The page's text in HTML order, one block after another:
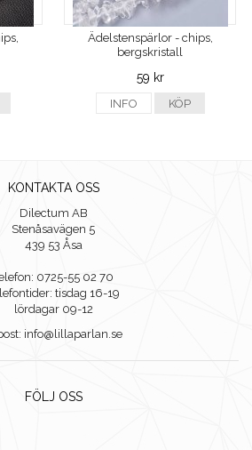
Ädelstenspärlor - chips,
bergskristall
59 kr
INFO KÖP
KONTAKTA OSS
Dilectum AB
Stenåsavägen 5
439 53 Åsa
0725-55 02 70
tisdag 16-19
lördagar 09-12
info@lillaparlan.se
FÖLJ OSS